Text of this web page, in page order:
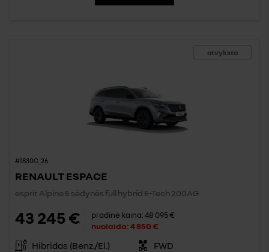
atvyksta
#1830C_26
RENAULT ESPACE
esprit Alpine 5 sėdynės full hybrid E-Tech 200AG
43 245 € pradinė kaina:48 095 €
nuolaida:4 850 €
Hibridas (Benz./El.)
FWD